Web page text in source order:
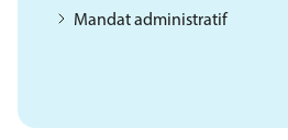
Hauteur du ressort : 360 mm
Conforme à la norme EN 1176
Mandat administratif